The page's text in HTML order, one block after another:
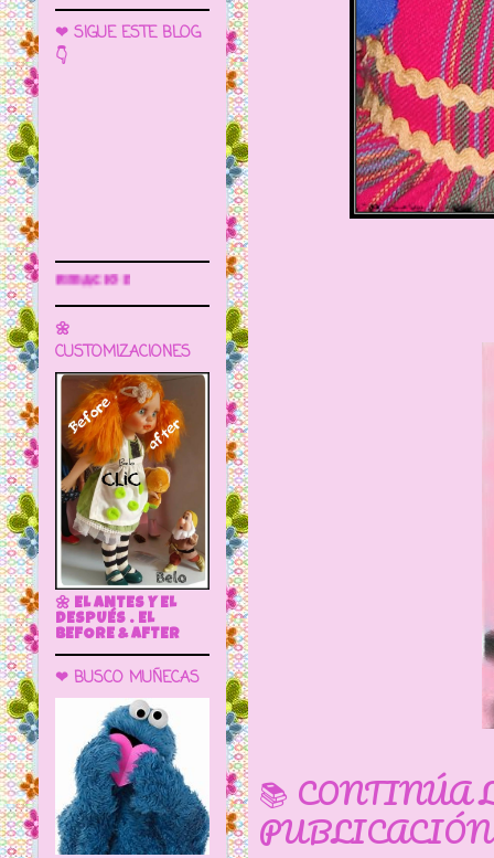
📚 CONTINÚA
❤ SIGUE ESTE BLOG
👇
Sigue este blog para más información
🌼
CUSTOMIZACIONES
🌼 EL ANTES Y EL
DESPUÉS . EL
BEFORE & AFTER
❤ BUSCO MUÑECAS